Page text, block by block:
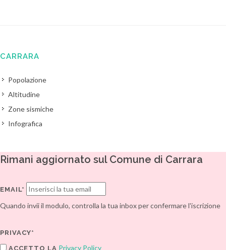
CARRARA
Popolazione
Altitudine
Zone sismiche
Infografica
Rimani aggiornato sul Comune di Carrara
EMAIL*
Quando invii il modulo, controlla la tua inbox per confermare l'iscrizione
PRIVACY*
ACCETTO LA Privacy Policy